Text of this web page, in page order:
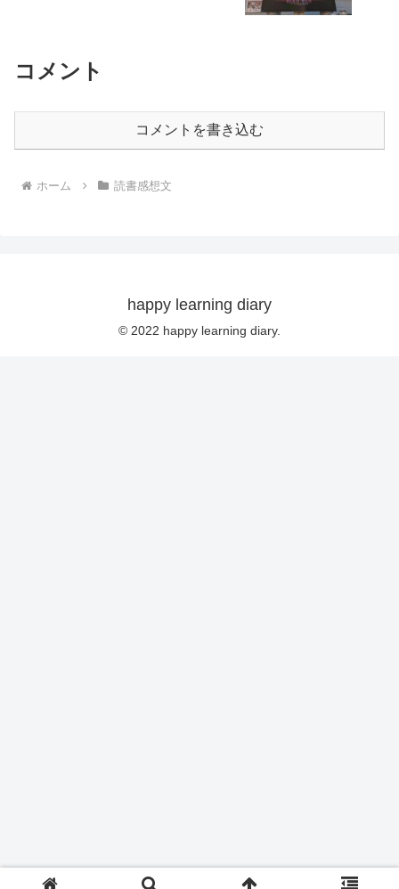
コメント
コメントを書き込む
ホーム 読書感想文
happy learning diary
© 2022 happy learning diary.